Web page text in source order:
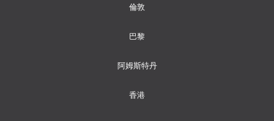
倫敦
巴黎
阿姆斯特丹
香港